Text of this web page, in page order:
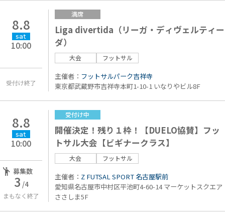
8.8
sat
10:00
受付け終了
満席
Liga divertida（リーガ・ディヴェルティー
ダ）
大会 フットサル
主催者： フットサルパーク吉祥寺
東京都武蔵野市吉祥寺本町1-10-1 いなりやビル8F
8.8
sat
10:00
募集数
3 /4
まもなく終了
受付け中
開催決定！残り１枠！【DUELO協賛】フッ
トサル大会【ビギナークラス】
大会 フットサル
主催者： Z FUTSAL SPORT 名古屋駅前
愛知県名古屋市中村区平池町4-60-14 マーケットスクエア
ささしま5F